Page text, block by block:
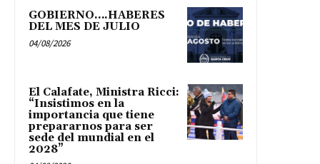
GOBIERNO….HABERES
DEL MES DE JULIO
04/08/2026
El Calafate, Ministra Ricci:
“Insistimos en la
importancia que tiene
prepararnos para ser
sede del mundial en el
2028”